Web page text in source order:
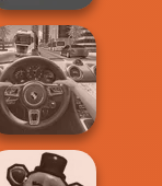
Turn Turn